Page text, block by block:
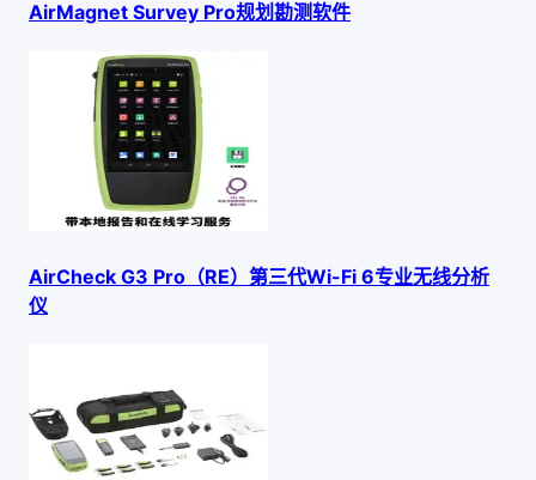
AirMagnet Survey Pro规划勘测软件
AirCheck G3 Pro（RE）第三代Wi-Fi 6专业无线分析
仪